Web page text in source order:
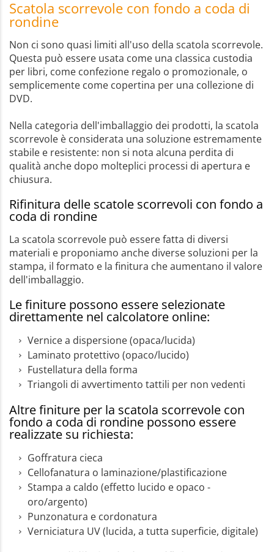
Scatola scorrevole con fondo a coda di
rondine
Non ci sono quasi limiti all'uso della scatola scorrevole.
Questa può essere usata come una classica custodia
per libri, come confezione regalo o promozionale, o
semplicemente come copertina per una collezione di
DVD.
Nella categoria dell'imballaggio dei prodotti, la scatola
scorrevole è considerata una soluzione estremamente
stabile e resistente: non si nota alcuna perdita di
qualità anche dopo molteplici processi di apertura e
chiusura.
Rifinitura delle scatole scorrevoli con fondo a
coda di rondine
La scatola scorrevole può essere fatta di diversi
materiali e proponiamo anche diverse soluzioni per la
stampa, il formato e la finitura che aumentano il valore
dell'imballaggio.
Le finiture possono essere selezionate
direttamente nel calcolatore online:
Vernice a dispersione (opaca/lucida)
Laminato protettivo (opaco/lucido)
Fustellatura della forma
Triangoli di avvertimento tattili per non vedenti
Altre finiture per la scatola scorrevole con
fondo a coda di rondine possono essere
realizzate su richiesta:
Goffratura cieca
Cellofanatura o laminazione/plastificazione
Stampa a caldo (effetto lucido e opaco -
oro/argento)
Punzonatura e cordonatura
Verniciatura UV (lucida, a tutta superficie, digitale)